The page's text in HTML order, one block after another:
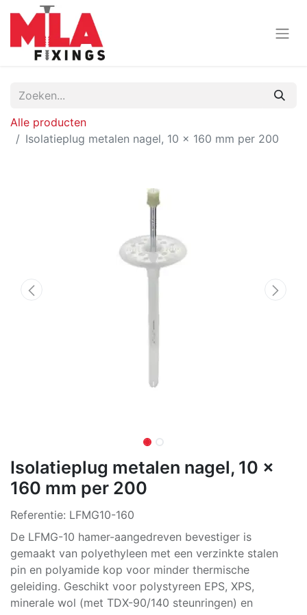
Alle producten
Isolatieplug metalen nagel, 10 x 160 mm per 200
Isolatieplug metalen nagel, 10 x
160 mm per 200
Referentie: LFMG10-160
De LFMG-10 hamer-aangedreven bevestiger is
gemaakt van polyethyleen met een verzinkte stalen
pin en polyamide kop voor minder thermische
geleiding. Geschikt voor polystyreen EPS, XPS,
minerale wol (met TDX-90/140 steunringen) en